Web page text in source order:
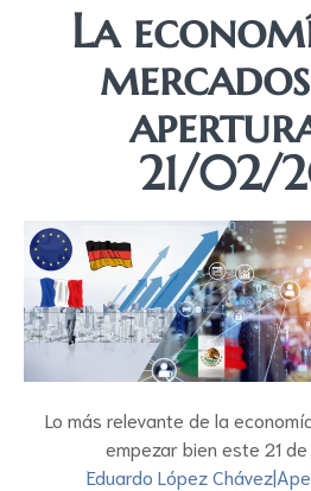
La
21/02/
Lo más relevante de la
empezar bien este 21
Eduardo López Chávez|